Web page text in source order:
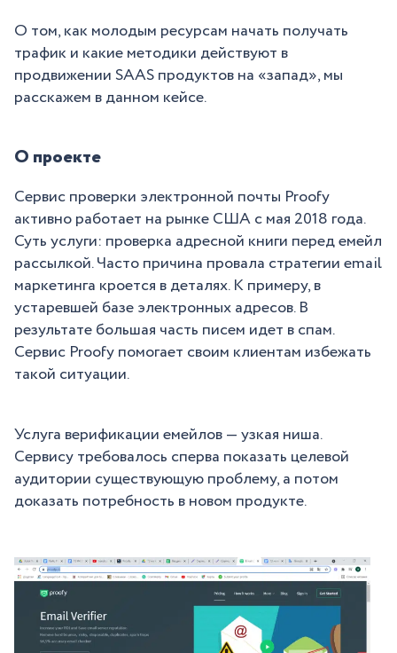
О том, как молодым ресурсам начать получать
трафик и какие методики действуют в
продвижении SAAS продуктов на «запад», мы
расскажем в данном кейсе.
О проекте
Сервис проверки электронной почты Proofy
активно работает на рынке США с мая 2018 года.
Суть услуги: проверка адресной книги перед емейл
рассылкой. Часто причина провала стратегии email
маркетинга кроется в деталях. К примеру, в
устаревшей базе электронных адресов. В
результате большая часть писем идет в спам.
Сервис Proofy помогает своим клиентам избежать
такой ситуации.
Услуга верификации емейлов — узкая ниша.
Сервису требовалось сперва показать целевой
аудитории существующую проблему, а потом
доказать потребность в новом продукте.